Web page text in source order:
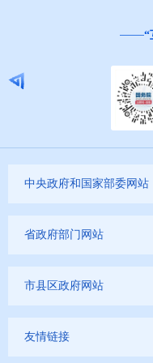
“
中央政府和国家部委网站
省政府部门网站
市县区政府网站
友情链接